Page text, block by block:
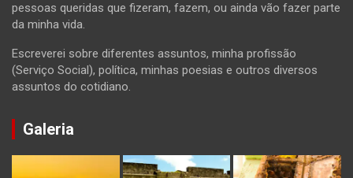
pessoas queridas que fizeram, fazem, ou ainda vão fazer parte
da minha vida.
Escreverei sobre diferentes assuntos, minha profissão
(Serviço Social), política, minhas poesias e outros diversos
assuntos do cotidiano.
Galeria